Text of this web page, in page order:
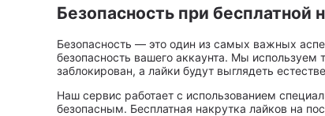
Безопасность при бесплатной
Безопасность — это один из самых важных
безопасность вашего аккаунта. Мы
заблокирован, а лайки будут выглядеть
Наш сервис работает с использованием
безопасным. Бесплатная накрутка лайков на